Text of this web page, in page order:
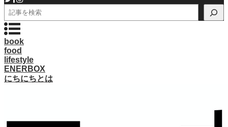
検
索
book
food
lifestyle
ENERBOX
にちにちとは